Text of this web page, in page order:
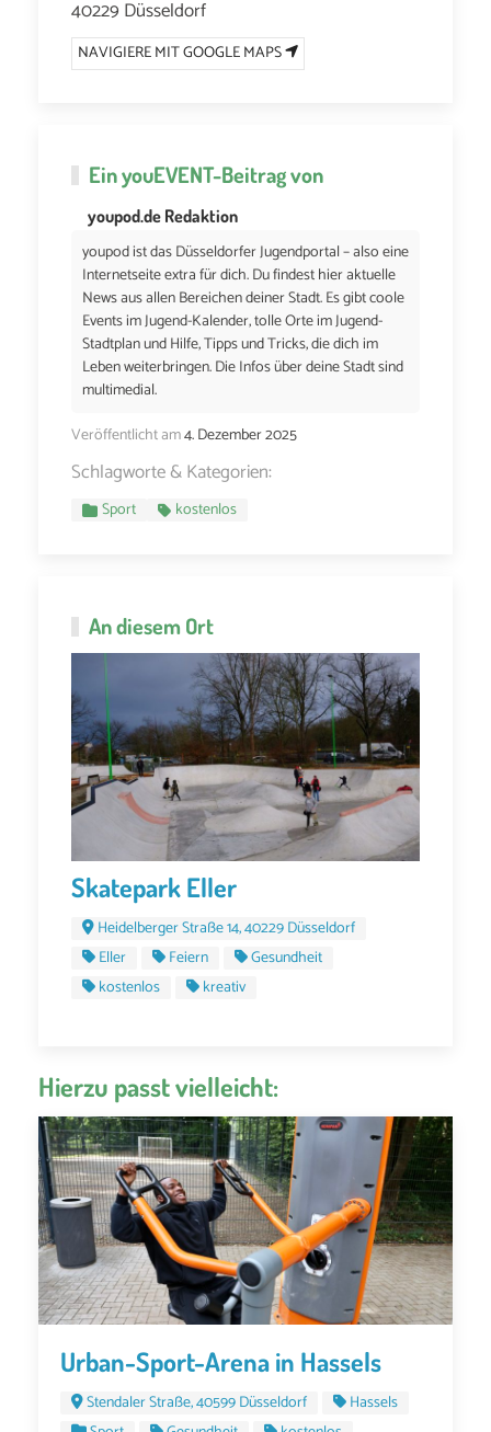
40229 Düsseldorf
NAVIGIERE MIT GOOGLE MAPS
EinyouEVENT-Beitrag von
youpod.de Redaktion
youpod ist das Düsseldorfer Jugendportal – also eine
Internetseite extra für dich. Du findest hier aktuelle
News aus allen Bereichen deiner Stadt. Es gibt coole
Events im Jugend-Kalender, tolle Orte im Jugend-
Stadtplan und Hilfe, Tipps und Tricks, die dich im
Leben weiterbringen. Die Infos über deine Stadt sind
multimedial.
Veröffentlicht am4. Dezember 2025
Schlagworte & Kategorien:
Sport kostenlos
An diesem Ort
Skatepark Eller
Heidelberger Straße 14, 40229 Düsseldorf
Eller
Feiern
Gesundheit
kostenlos
kreativ
Hierzu passt vielleicht:
Urban-Sport-Arena in Hassels
Stendaler Straße, 40599 Düsseldorf
Hassels